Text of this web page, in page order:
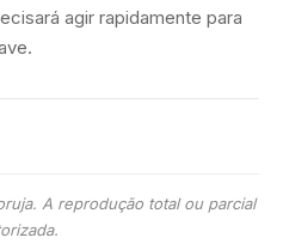
agir rapidamente para
A reprodução total ou parcial